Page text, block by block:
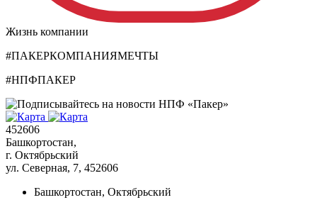
Жизнь компании
#ПАКЕРКОМПАНИЯМЕЧТЫ
#НПФПАКЕР
452606
Башкортостан,
г. Октябрьский
ул. Северная, 7, 452606
Башкортостан, Октябрьский